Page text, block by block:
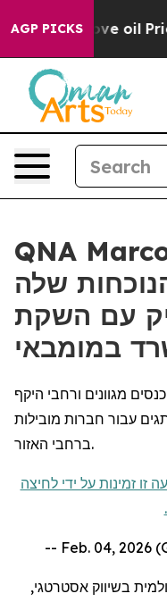
AGP PICKS
Iran Drove oil
QNA
שלה
עם השקת
במומבאי
מגוונים ורחבי היקף
עבור חברות מובילות
ברחבי האזור.
זו זמינות על ידי לחיצה
בשיווק אסטרטגי,